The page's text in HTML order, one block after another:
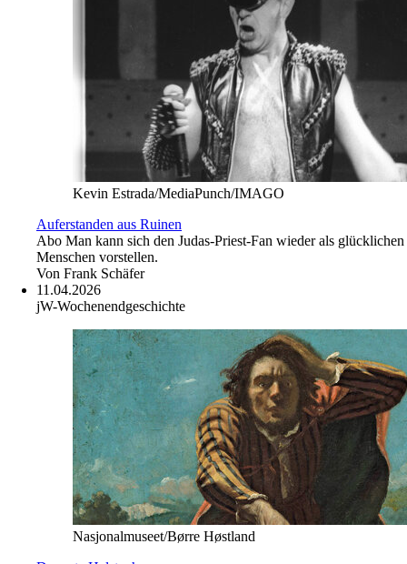
Kevin Estrada/MediaPunch/IMAGO
Auferstanden aus Ruinen
Abo Man kann sich den Judas-Priest-Fan wieder als glücklichen
Menschen vorstellen.
Von Frank Schäfer
11.04.2026
jW-Wochenendgeschichte
Nasjonalmuseet/Børre Høstland